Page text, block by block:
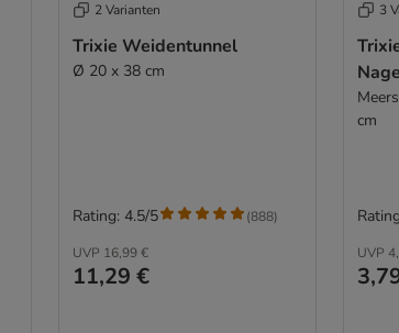
2 Varianten
Trixie Weidentunnel
Ø 20 x 38 cm
UVP 16,99 €
11,29 €
Rating: 4.5/5 (888)
3
cm
UVP